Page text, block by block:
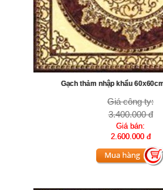
Gạch thảm nhập khẩu
Giá công ty:
3.400.000 đ
Giá bán:
2.600.000 đ